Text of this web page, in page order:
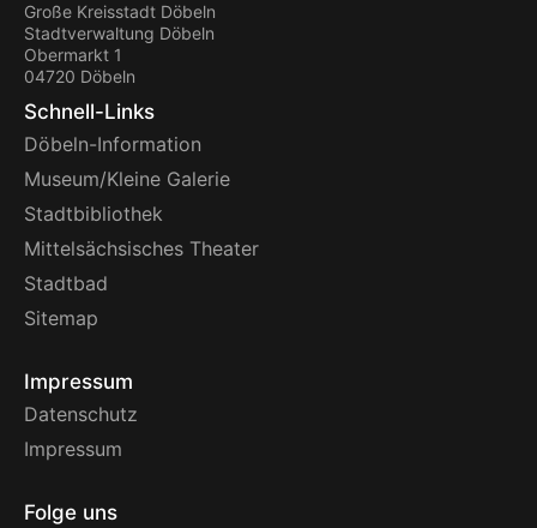
Große Kreisstadt Döbeln
Stadtverwaltung Döbeln
Obermarkt 1
04720 Döbeln
Schnell-Links
Döbeln-Information
Museum/Kleine Galerie
Stadtbibliothek
Mittelsächsisches Theater
Stadtbad
Sitemap
Impressum
Datenschutz
Impressum
Folge uns